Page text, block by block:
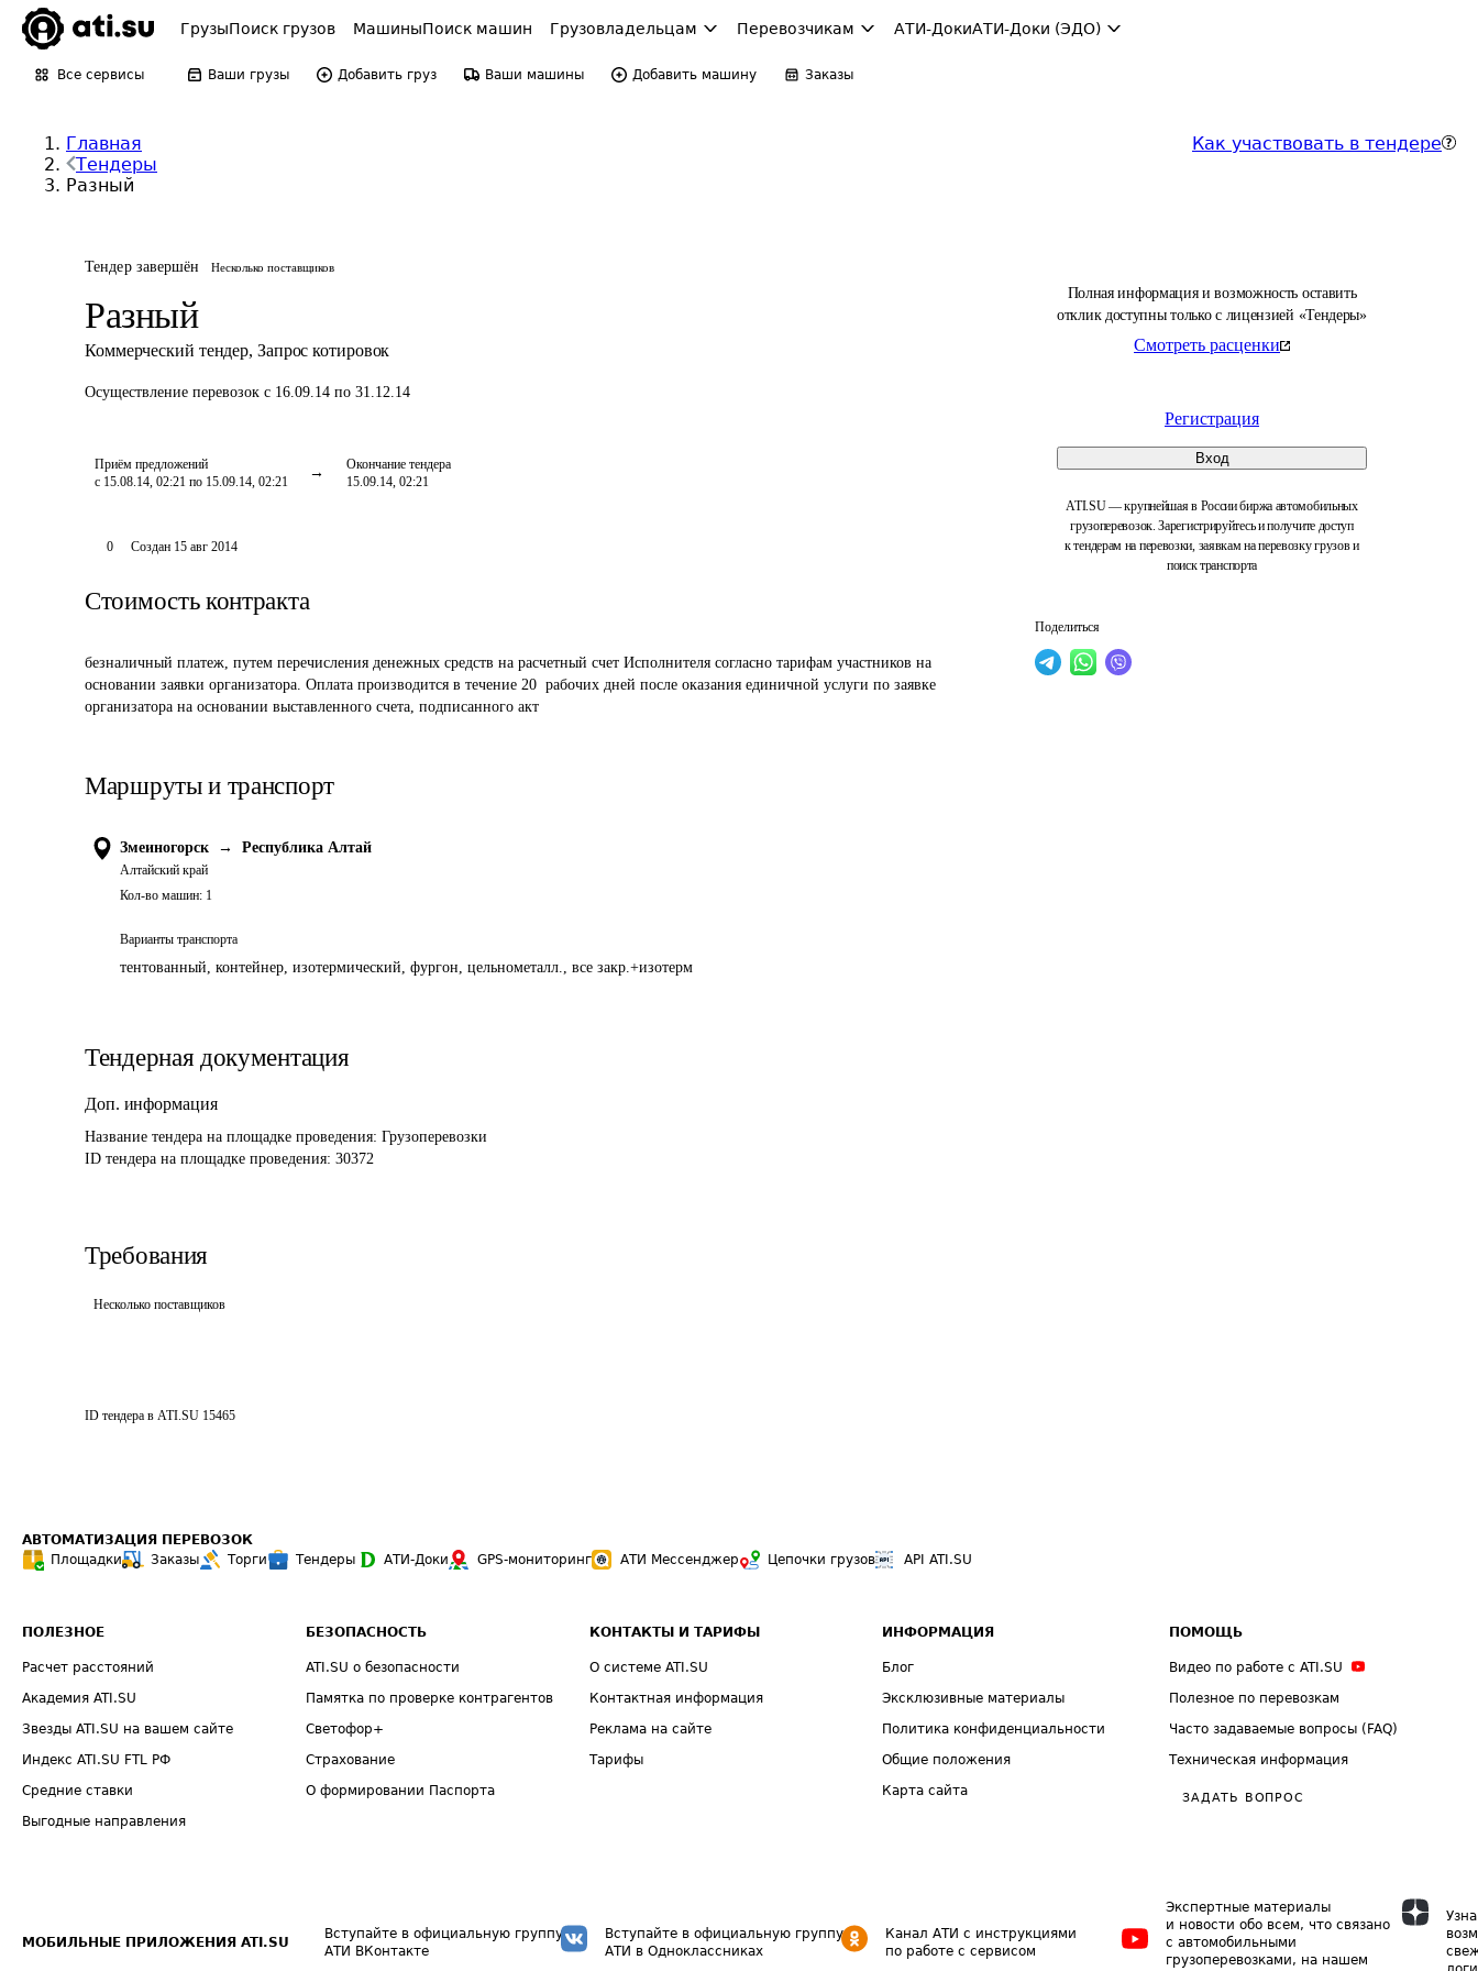
ГрузыПоиск грузов МашиныПоиск машин Грузовладельцам Перевозчикам АТИ-ДокиАТИ-Доки (ЭДО)
Все сервисы Ваши грузы Добавить груз Ваши машины Добавить машину Заказы
Главная
Тендеры
Разный
Как участвовать в тендере
Тендер завершён Несколько поставщиков
Разный
Коммерческий тендер, Запрос котировок
Осуществление перевозок с 16.09.14 по 31.12.14
Приём предложений
с 15.08.14, 02:21 по 15.09.14, 02:21
Окончание тендера
15.09.14, 02:21
Полная информация и возможность оставить
отклик доступны только с лицензией «Тендеры»
Смотреть расценки
Регистрация
Вход
ATI.SU — крупнейшая в России биржа автомобильных
грузоперевозок. Зарегистрируйтесь и получите доступ
к тендерам на перевозки, заявкам на перевозку грузов и
поиск транспорта
Поделиться
0 Создан 15 авг 2014
Стоимость контракта
безналичный платеж, путем перечисления денежных средств на расчетный счет Исполнителя согласно тарифам участников на
основании заявки организатора. Оплата производится в течение 20  рабочих дней после оказания единичной услуги по заявке
организатора на основании выставленного счета, подписанного акт
Маршруты и транспорт
Змеиногорск →
Алтайский край
Республика Алтай
Кол-во машин: 1
Варианты транспорта
тентованный, контейнер, изотермический, фургон, цельнометалл., все закр.+изотерм
Тендерная документация
Доп. информация
Название тендера на площадке проведения: Грузоперевозки
ID тендера на площадке проведения: 30372
Требования
Несколько поставщиков
ID тендера в ATI.SU 15465
АВТОМАТИЗАЦИЯ ПЕРЕВОЗОК
Площадки
Заказы Торги Тендеры АТИ-Доки GPS-мониторинг АТИ Мессенджер Цепочки грузов API ATI.SU
ПОЛЕЗНОЕ
Расчет расстояний
Академия ATI.SU
Звезды ATI.SU на вашем сайте
Индекс ATI.SU FTL РФ
Средние ставки
Выгодные направления
БЕЗОПАСНОСТЬ
ATI.SU о безопасности
Памятка по проверке контрагентов
Светофор+
Страхование
О формировании Паспорта
КОНТАКТЫ И ТАРИФЫ
О системе ATI.SU
Контактная информация
Реклама на сайте
Тарифы
ИНФОРМАЦИЯ
Блог
Эксклюзивные материалы
Политика конфиденциальности
Общие положения
Карта сайта
ПОМОЩЬ
Видео по работе с ATI.SU
Полезное по перевозкам
Часто задаваемые вопросы (FAQ)
Техническая информация
ЗАДАТЬ ВОПРОС
МОБИЛЬНЫЕ ПРИЛОЖЕНИЯ ATI.SU
Вступайте в официальную группу
АТИ ВКонтакте
Вступайте в официальную группу
АТИ в Одноклассниках
Канал АТИ с инструкциями
по работе с сервисом
Экспертные материалы
и новости обо всем, что связано
с автомобильными
грузоперевозками, на нашем